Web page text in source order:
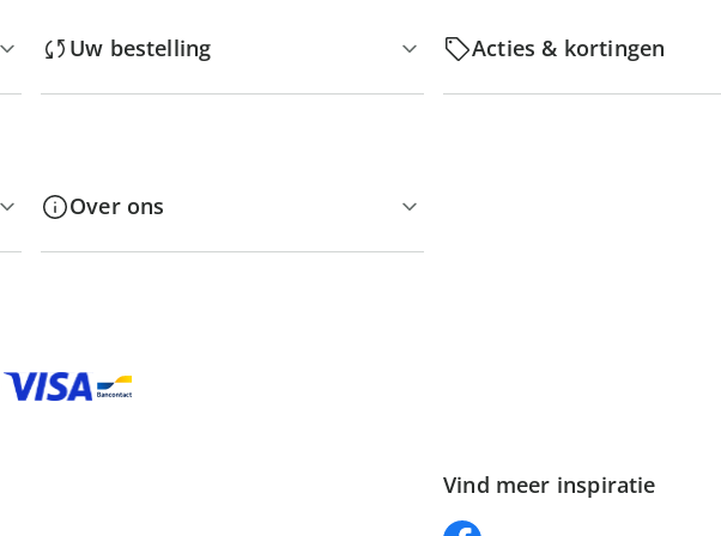
Uw bestelling Acties & kortingen
Over ons
Vind meer inspiratie